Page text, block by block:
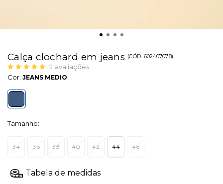
Calça clochard em jeans (CÓD. 602407078)
2 avaliações
Cor: JEANS MEDIO
Tamanho:
34 36 38 40 42 44 46